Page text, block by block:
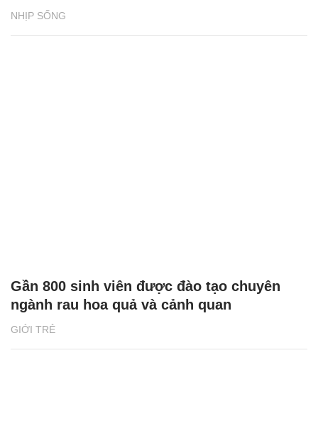
NHỊP SỐNG
GIỚI TRẺ
Gần 800 sinh viên được đào tạo chuyên
ngành rau hoa quả và cảnh quan